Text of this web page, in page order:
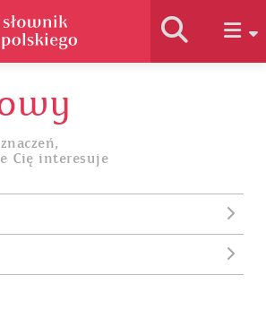
Historia słownika
Jak korzystać
Cię interesuje